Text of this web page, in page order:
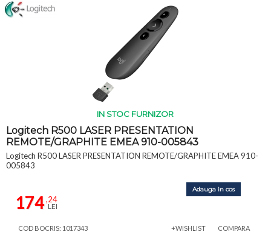
IN STOC FURNIZOR
Logitech R500 LASER PRESENTATION
REMOTE/GRAPHITE EMEA 910-005843
Logitech R500 LASER PRESENTATION REMOTE/GRAPHITE EMEA 910-
005843
174,24
LEI
Adauga in cos
COD BOCRIS: 1017343 +WISHLIST COMPARA